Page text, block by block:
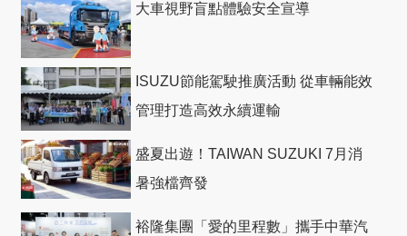
大車視野盲點體驗安全宣導
ISUZU節能駕駛推廣活動 從車輛能效
管理打造高效永續運輸
盛夏出遊！TAIWAN SUZUKI 7月消
暑強檔齊發
裕隆集團「愛的里程數」攜手中華汽